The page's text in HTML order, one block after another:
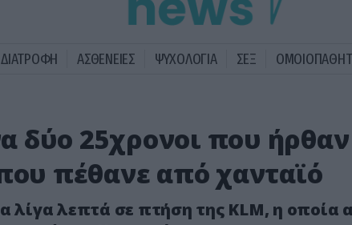
ΔΙΑΤΡΟΦΗ ΑΣΘΕΝΕΙΕΣ ΨΥΧΟΛΟΓΙΑ ΣΕΞ
δύο 25χρονοι που
πέθανε από χανταϊό
λίγα λεπτά σε πτήση της KLM, η οποία